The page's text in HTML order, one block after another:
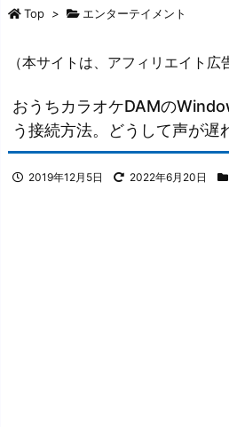
Top > エンターテイメント
（本サイトは、アフィリエイト広
おうちカラオケDAMの
う接続方法。どうして声が遅
2019年12月5日 2022年6月20日